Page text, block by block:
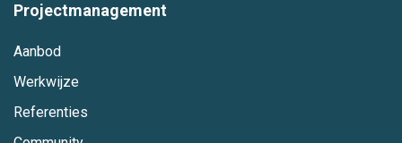
Projectmanagement
Aanbod
Werkwijze
Referenties